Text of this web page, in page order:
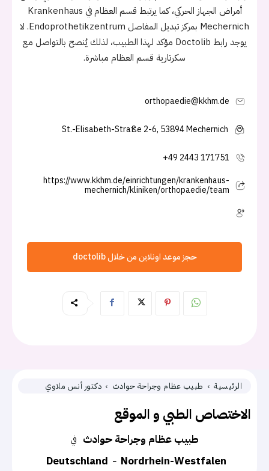
الرئيسية طبيب عظام وجراحة حوادث دكتور أنس ملاوي
الاختصاص الطبي و الموقع
في طبيب عظام وجراحة حوادث
Deutschland
Nordrhein-Westfalen
أمراض الجهاز الحركي، كما يرتبط قسم العظام في Krankenhaus
Mechernich بمركز تبديل المفاصل Endoprothetikzentrum. لا
يوجد رابط Doctolib مؤكد لهذا الطبيب، لذلك يُنصح بالتواصل مع
سكرتارية قسم العظام مباشرة.
orthopaedie@kkhm.de
St.-Elisabeth-Straße 2-6, 53894 Mechernich
+49 2443 171751
https://www.kkhm.de/einrichtungen/krankenhaus-
mechernich/kliniken/orthopaedie/team
حجز موعد اونلاين من خلال doctolib